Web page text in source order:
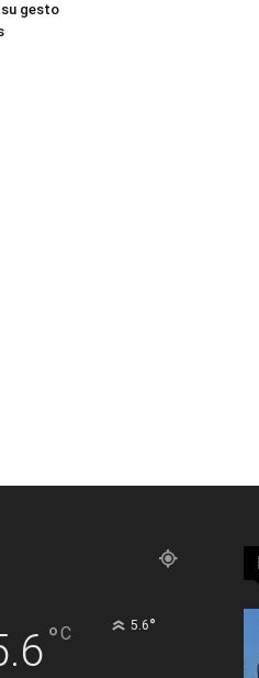
gesto
°C 5.6°